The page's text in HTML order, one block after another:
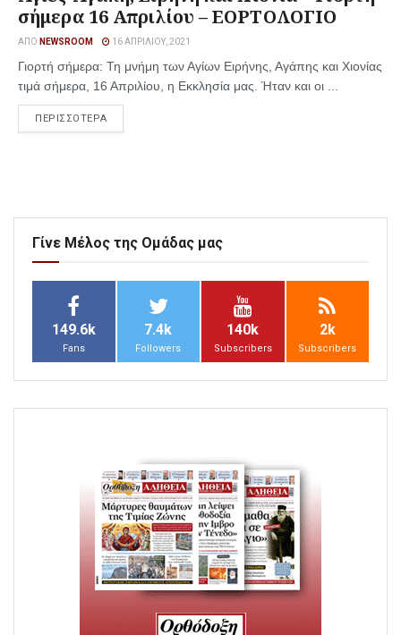
σήμερα 16 Απριλίου – ΕΟΡΤΟΛΟΓΙΟ
ΑΠΌ NEWSROOM 16 ΑΠΡΙΛΊΟΥ, 2021
Γιορτή σήμερα: Τη μνήμη των Αγίων Ειρήνης, Αγάπης και Χιονίας
τιμά σήμερα, 16 Απριλίου, η Εκκλησία μας. Ήταν και οι ...
ΠΕΡΙΣΣΟΤΕΡΑ
Γίνε Μέλος της Ομάδας μας
149.6k
Fans
7.4k
Followers
140k
Subscribers
2k
Subscribers